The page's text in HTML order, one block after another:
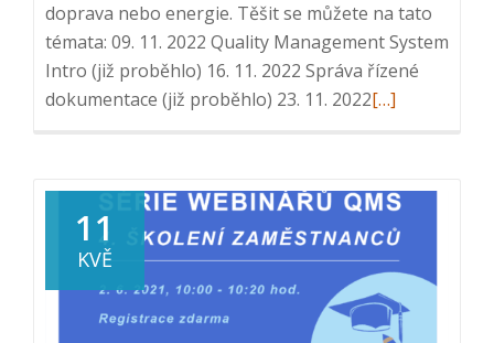
doprava nebo energie. Těšit se můžete na tato
témata: 09. 11. 2022 Quality Management System
Intro (již proběhlo) 16. 11. 2022 Správa řízené
dokumentace (již proběhlo) 23. 11. 2022Read
webinářů
QMS:
4.
Školení
zaměstnanců,
[…]
11
KVĚ